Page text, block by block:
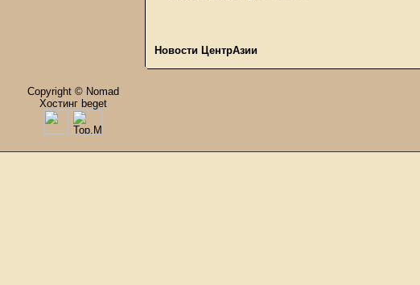
Новости ЦентрАзии
Copyright © Nomad
Хостинг beget